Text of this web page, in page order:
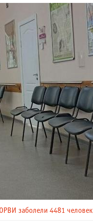
заболели 4481 человек